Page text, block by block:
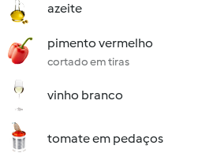
azeite
pimento vermelho
cortado em tiras
vinho branco
tomate em pedaços